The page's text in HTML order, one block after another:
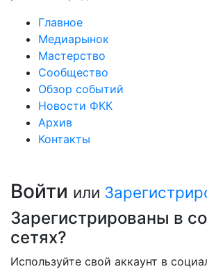
Главное
Медиарынок
Мастерство
Сообщество
Обзор событий
Новости ФКК
Архив
Контакты
Войти или
Зарегистрированы в
сетях?
Используйте свой аккаунт в